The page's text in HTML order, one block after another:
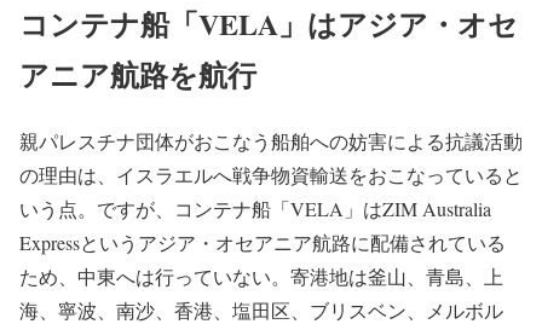
コンテナ船「VELA」はアジア・オセ
アニア航路を航行
親パレスチナ団体がおこなう船舶への妨害による抗議活動
の理由は、イスラエルへ戦争物資輸送をおこなっていると
いう点。ですが、コンテナ船「VELA」はZIM Australia
Expressというアジア・オセアニア航路に配備されている
ため、中東へは行っていない。寄港地は釜山、青島、上
海、寧波、南沙、香港、塩田区、ブリスベン、メルボル